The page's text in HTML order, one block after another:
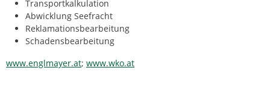
Transportkalkulation
Abwicklung Seefracht
Reklamationsbearbeitung
Schadensbearbeitung
www.englmayer.at; www.wko.at